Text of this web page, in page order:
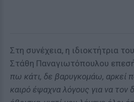
Στη συνέχεια, η ιδιοκτήτρια
Στάθη Παναγιωτόπουλου
πω κάτι, δε βαρυγκομάω, αρκεί
καιρό έψαχνα λόγους για να